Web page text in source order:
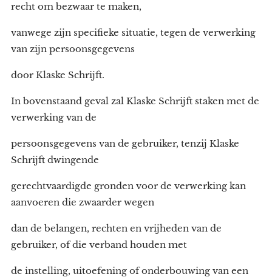
recht om bezwaar te maken,
vanwege zijn specifieke situatie, tegen de verwerking
van zijn persoonsgegevens
door Klaske Schrijft.
In bovenstaand geval zal Klaske Schrijft staken met de
verwerking van de
persoonsgegevens van de gebruiker, tenzij Klaske
Schrijft dwingende
gerechtvaardigde gronden voor de verwerking kan
aanvoeren die zwaarder wegen
dan de belangen, rechten en vrijheden van de
gebruiker, of die verband houden met
de instelling, uitoefening of onderbouwing van een